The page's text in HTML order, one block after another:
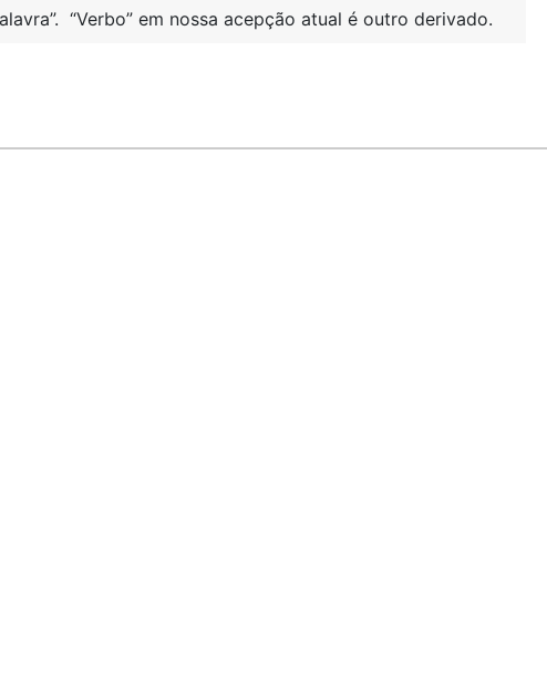
“Verbo” em nossa acepção atual é outro derivado.